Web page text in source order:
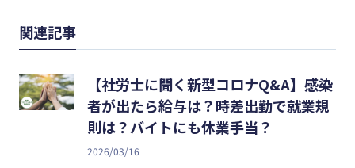
関連記事
【社労士に聞く新型コロナQ&A】感染
者が出たら給与は？時差出勤で就業規
則は？バイトにも休業手当？
2026/03/16